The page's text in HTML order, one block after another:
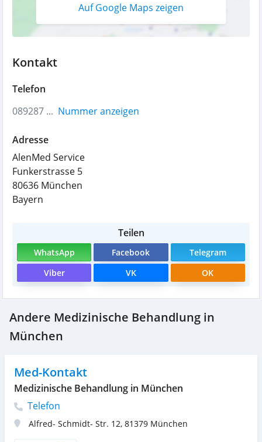
Auf Google Maps zeigen
Kontakt
Telefon
089287 ... Nummer anzeigen
Adresse
AlenMed Service
Funkerstrasse 5
80636 München
Bayern
Teilen
WhatsApp Facebook
Telegram
Viber
VK OK
Andere Medizinische Behandlung in
München
Med-Kontakt
Medizinische Behandlung in München
Telefon
Alfred- Schmidt- Str. 12, 81379 München